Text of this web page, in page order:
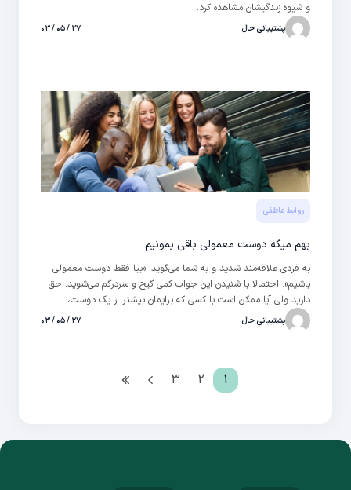
و شیوه زندگیشان مشاهده کرد.
پشتیبانی حال ۲۷ / ۰۵ / ۰۳
روابط عاطفی
بهم میگه دوست معمولی باقی بمونیم
به فردی علاقه‌مند شدید و به شما می‌گوید: «بیا فقط دوست معمولی
باشیم». احتمالا با شنیدن این جواب کمی گیج و سردرگم می‌شوید. حق
دارید ولی آیا ممکن است با کسی که برایمان بیشتر از یک دوست،
جذابیت دارد و به او علاقه داریم؛ دوست معمولی باقی بمانیم؟ چطور
باید مثل دوست معمولی باشیم؟ اینها دقیقا همان سوالاتی هستند که
پشتیبانی حال ۲۷ / ۰۵ / ۰۳
1
2
3